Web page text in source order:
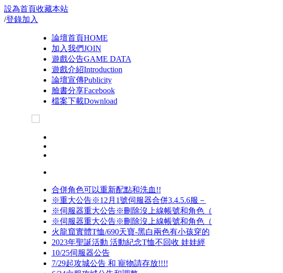
設為首頁收藏本站
/登錄加入
論壇首頁HOME
加入我們JOIN
遊戲公告GAME DATA
遊戲介紹Introduction
論壇宣傳Publicity
臉書分享Facebook
檔案下載Download
合併角色可以重新配點和洗血!!
※重大公告※12月1號伺服器合併3.4.5.6服－
※伺服器重大公告※刪除沒上線帳號和角色（
※伺服器重大公告※刪除沒上線帳號和角色（
火龍窟實體T恤/690天寶-黑白兩色有小孩穿的
2023年聖誕活動 活動紀念T恤不回收 娃娃經
10/25伺服器公告
7/29起攻城公告 和 寵物請存放!!!!